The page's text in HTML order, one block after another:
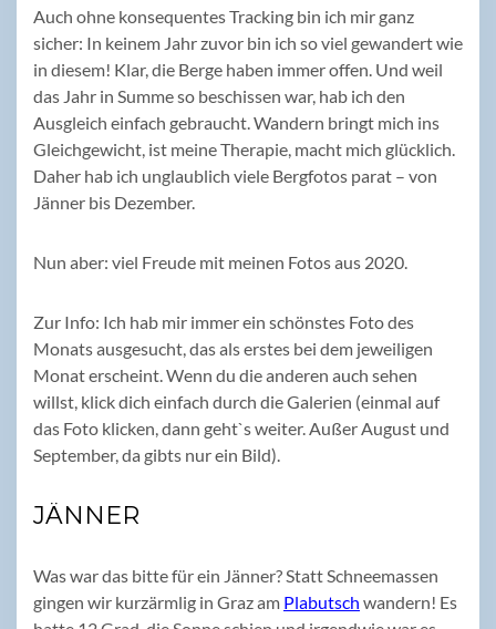
Auch ohne konsequentes Tracking bin ich mir ganz
sicher: In keinem Jahr zuvor bin ich so viel gewandert wie
in diesem! Klar, die Berge haben immer offen. Und weil
das Jahr in Summe so beschissen war, hab ich den
Ausgleich einfach gebraucht. Wandern bringt mich ins
Gleichgewicht, ist meine Therapie, macht mich glücklich.
Daher hab ich unglaublich viele Bergfotos parat – von
Jänner bis Dezember.
Nun aber: viel Freude mit meinen Fotos aus 2020.
Zur Info: Ich hab mir immer ein schönstes Foto des
Monats ausgesucht, das als erstes bei dem jeweiligen
Monat erscheint. Wenn du die anderen auch sehen
willst, klick dich einfach durch die Galerien (einmal auf
das Foto klicken, dann geht`s weiter. Außer August und
September, da gibts nur ein Bild).
JÄNNER
Was war das bitte für ein Jänner? Statt Schneemassen
gingen wir kurzärmlig in Graz am Plabutsch wandern! Es